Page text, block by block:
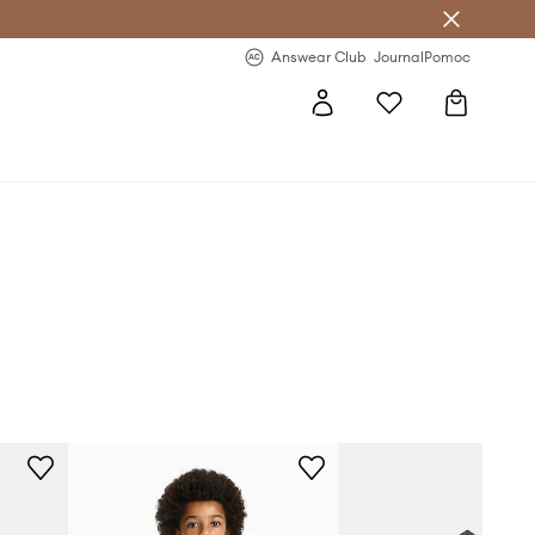
Answear Club JournalPomoc